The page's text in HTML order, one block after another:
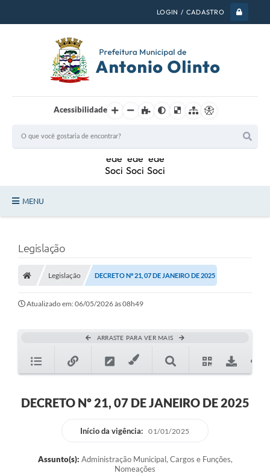
LOGIN / CADASTRO
Acessibilidade
MENU
Legislação
Secretarias
A Nossa Cidade
Plano Diretor 2025
Transparencia publica Agro Olinto
Legislação
Legislação DECRETO Nº 21, 07 DE JANEIRO DE 2025
Atualizado em: 06/05/2026 às 08h49
ARRASTE PARA VER MAIS
DECRETO Nº 21, 07 DE JANEIRO DE 2025
Início da vigência: 01/01/2025
Assunto(s): Administração Municipal, Cargos e Funções,
Nomeações